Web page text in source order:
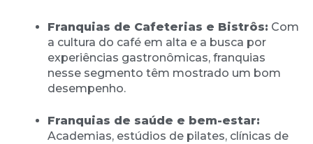
Franquias de Cafeterias e Bistrôs: Com
a cultura do café em alta e a busca por
experiências gastronômicas, franquias
nesse segmento têm mostrado um bom
desempenho.
Franquias de saúde e bem-estar:
Academias, estúdios de pilates, clínicas de